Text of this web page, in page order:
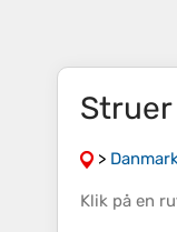
>
Klik på en